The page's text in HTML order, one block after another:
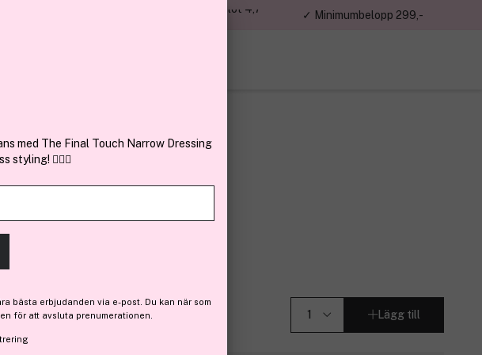
✓ Över 1,5 miljon kunder – Trustpilot 4,7
✓ Minimumbelopp 299,-
1 st
Lägg till
med The Final Touch Narrow Dressing
styling! 💇‍♀️✨
bästa erbjudanden via e-post. Du kan när som
för att avsluta prenumerationen.